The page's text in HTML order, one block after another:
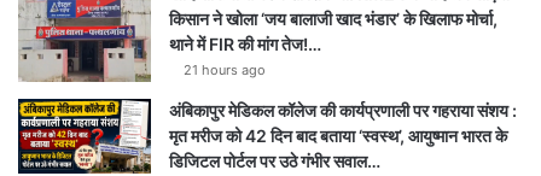
किसान ने खोला ‘जय बालाजी खाद भंडार’ के खिलाफ मोर्चा,
थाने में FIR की मांग तेज!…
21 hours ago
अंबिकापुर मेडिकल कॉलेज की कार्यप्रणाली पर गहराया संशय :
मृत मरीज को 42 दिन बाद बताया ‘स्वस्थ’, आयुष्मान भारत के
डिजिटल पोर्टल पर उठे गंभीर सवाल…